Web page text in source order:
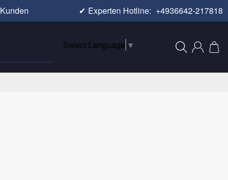
✔ Experten Hotline: +4936642-217818
Select Language ▼